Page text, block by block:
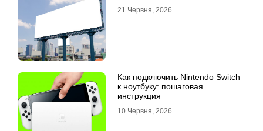
21 Червня, 2026
Как подключить Nintendo Switch
к ноутбуку: пошаговая
инструкция
10 Червня, 2026